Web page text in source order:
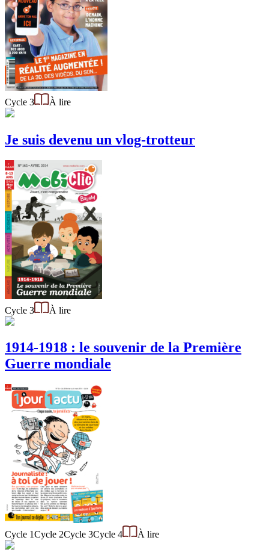
Cycle 3 À lire
Je suis devenu un vlog-trotteur
Cycle 3 À lire
1914-1918 : le souvenir de la Première
Guerre mondiale
Cycle 1Cycle 2Cycle 3Cycle 4 À lire